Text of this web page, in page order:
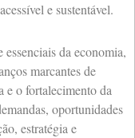
e sustentável.
da economia,
marcantes de
e o fortalecimento da
oportunidades
estratégia e